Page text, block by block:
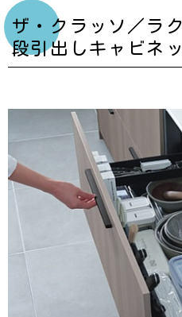
ザ・クラッソ／ラ
段引出しキャビネ